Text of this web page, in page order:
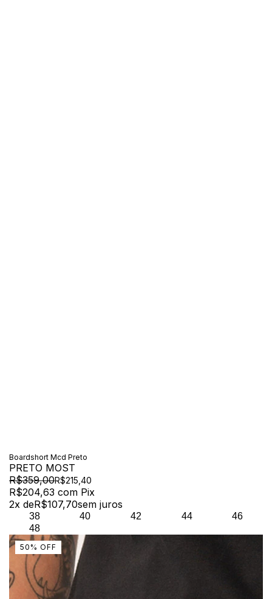
Boardshort Mcd Preto
PRETO MOST
R$359,00R$215,40
R$204,63 com Pix
2x deR$107,70sem juros
38 40 42 44
46
48
50 % OFF